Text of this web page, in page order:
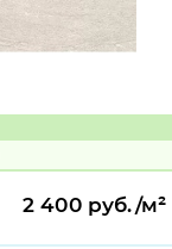
Код:
828835
2 400 руб./м²